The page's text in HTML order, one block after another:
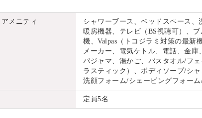
メニティ
シャワーブース、ベッドスペース
暖房機器、テレビ（BS視聴可）、
機、Valpas（トコジラミ対策の最新
メーカー、電気ケトル、電話、金庫
パジャマ、湯かご、バスタオル/フ
ラスティック）、ボディソープ/シ
洗顔フォーム/シェービングフォー
定員5名